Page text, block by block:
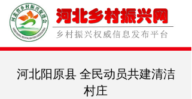
河北阳原县 全民动员共建清洁
村庄